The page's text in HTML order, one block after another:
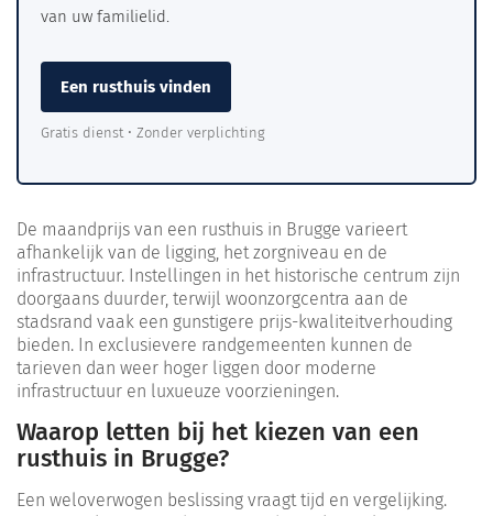
van uw familielid.
Een rusthuis vinden
Gratis dienst • Zonder verplichting
De maandprijs van een rusthuis in Brugge varieert
afhankelijk van de ligging, het zorgniveau en de
infrastructuur. Instellingen in het historische centrum zijn
doorgaans duurder, terwijl woonzorgcentra aan de
stadsrand vaak een gunstigere prijs-kwaliteitverhouding
bieden. In exclusievere randgemeenten kunnen de
tarieven dan weer hoger liggen door moderne
infrastructuur en luxueuze voorzieningen.
Waarop letten bij het kiezen van een
rusthuis in Brugge?
Een weloverwogen beslissing vraagt tijd en vergelijking.